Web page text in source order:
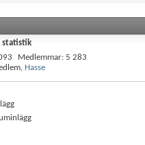
statistik
Medlemmar 5 283
Hasse